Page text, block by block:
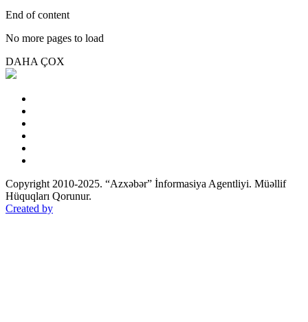
End of content
No more pages to load
DAHA ÇOX
Copyright 2010-2025. “Azxəbər” İnformasiya Agentliyi. Müəllif
Hüquqları Qorunur.
Created by